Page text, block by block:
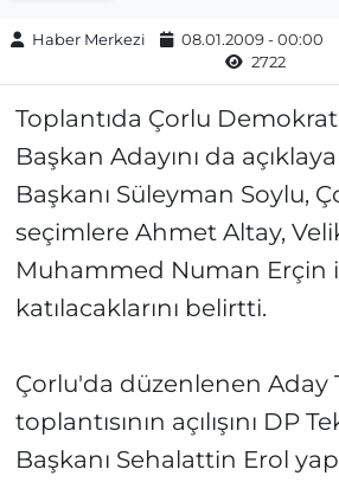
Haber Merkezi 08.01.2009 - 00:00
2722
Toplantıda Çorlu
Başkan Adayını da
Başkanı Süleyman Soylu,
seçimlere Ahmet Altay,
Muhammed Numan Erçin
katılacaklarını belirtti.
Çorlu'da düzenlenen Aday
toplantısının açılışını DP
Başkanı Sehalattin Erol